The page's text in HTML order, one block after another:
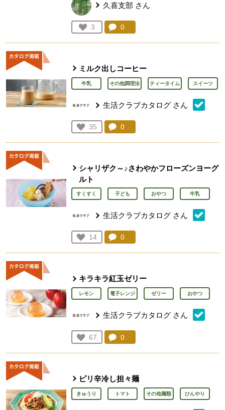
久喜支部 さん
お気に入り登録：
3
人が登録
コメント：
0
ミルク出しコーヒー
牛乳 その他調理法 ティータイム スイーツ
生活クラブカタログ さん
お気に入り登録：
35
人が登録
コメント：
0
シャリザク～♪さわやかフローズンヨーグ
ルト
すくすく 子ども おやつ 牛乳
生活クラブカタログ さん
お気に入り登録：
14
人が登録
コメント：
0
キラキラ紅玉ゼリー
レモン 電子レンジ ゼリー おやつ
生活クラブカタログ さん
お気に入り登録：
67
人が登録
コメント：
0
ピリ辛冷し担々麺
きゅうり トマト その他麺類 ひんやり